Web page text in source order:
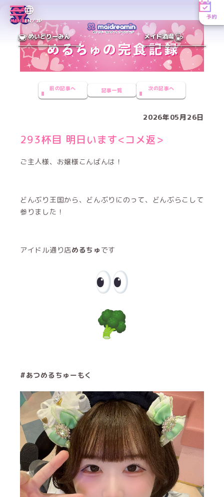
MENUEN／JP
予約
めいどりーみん メイド酒場
前の記事へ 記事一覧 次の記事へ
2026年05月26日
293杯目 明日います<コメ返>
ご主人様、お嬢様こんばんは！
どんぶり王国から、どんぶりにのって、どんぶらこして
参りました！
アイドル通り店めるちゅ です
#あつめるちゅーもく